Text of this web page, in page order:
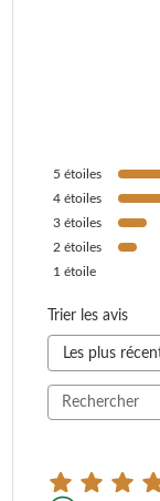
5 étoiles
4 étoiles
3 étoiles
2 étoiles
1 étoile
Trier les avis